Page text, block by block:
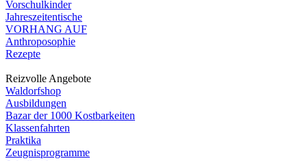
Vorschulkinder
Jahreszeitentische
VORHANG AUF
Anthroposophie
Rezepte
Reizvolle Angebote
Waldorfshop
Ausbildungen
Bazar der 1000 Kostbarkeiten
Klassenfahrten
Praktika
Zeugnisprogramme